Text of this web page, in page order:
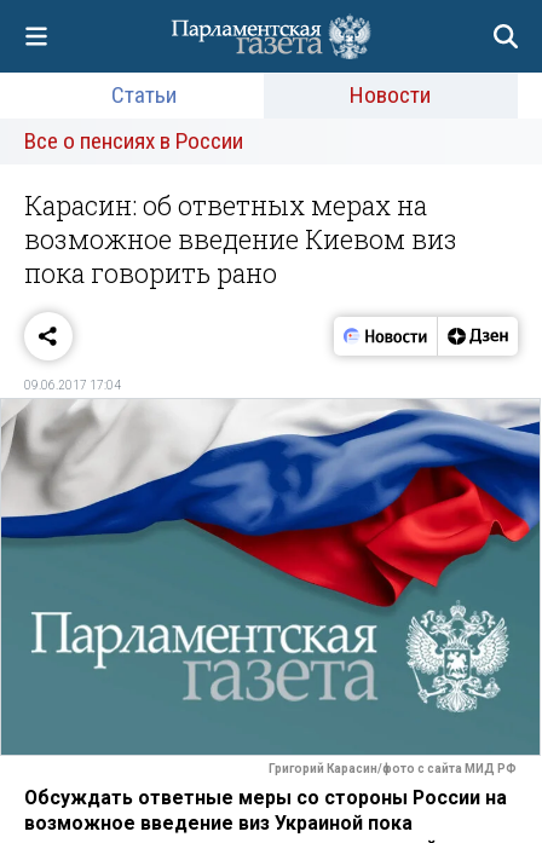
Статьи
Новости
Все о пенсиях в России
Карасин: об ответных мерах на
возможное введение Киевом виз
пока говорить рано
09.06.2017 17:04
Григорий Карасин/фото с сайта МИД РФ
Обсуждать ответные меры со стороны России на
возможное введение виз Украиной пока